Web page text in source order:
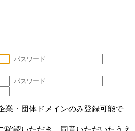
業・団体ドメインのみ登録可能で